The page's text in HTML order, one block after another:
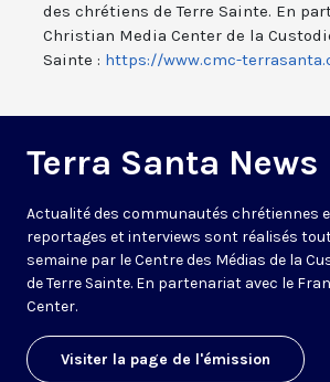
des chrétiens de Terre Sainte. En
Christian Media Center de la
Sainte : https://www.cmc-
Terra Santa News
Actualité des communautés chrétiennes
reportages et interviews sont réalisés
semaine par le Centre des Médias de la
de Terre Sainte. En partenariat avec le
Center.
Visiter la page de l'émission